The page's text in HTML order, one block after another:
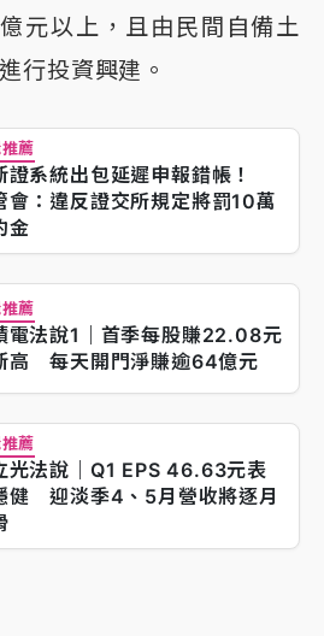
元以上，且由民間自備土
行投資興建。
薦
證系統出包延遲申報錯帳！
會：違反證交所規定將罰10萬
金
薦
電法說1｜首季每股賺22.08元
高 每天開門淨賺逾64億元
薦
光法說｜Q1 EPS 46.63元表
健 迎淡季4、5月營收將逐月